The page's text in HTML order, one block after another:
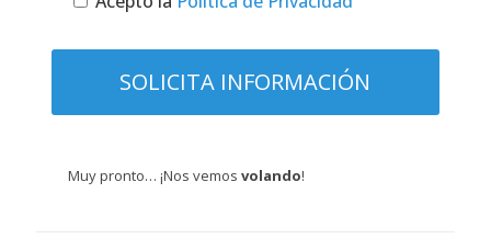
Muy pronto… ¡Nos vemos volando!